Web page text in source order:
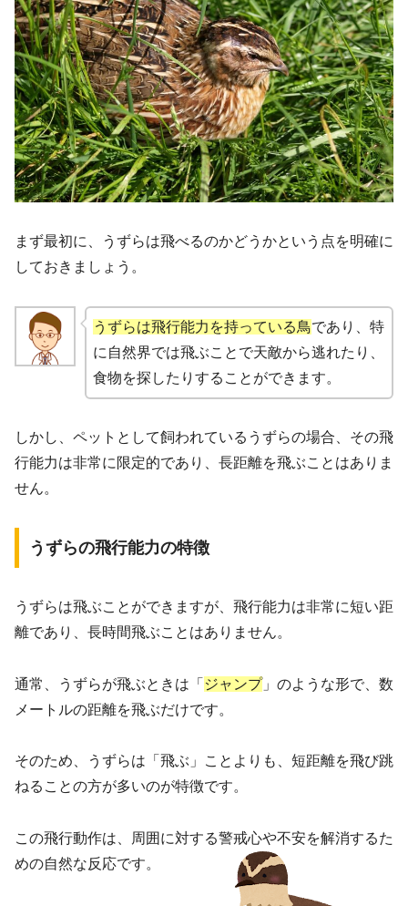
まず最初に、うずらは飛べるのかどうかという点を明確に
しておきましょう。
うずらは飛行能力を持っている鳥であり、特
に自然界では飛ぶことで天敵から逃れたり、
食物を探したりすることができます。
しかし、ペットとして飼われているうずらの場合、その飛
行能力は非常に限定的であり、長距離を飛ぶことはありま
せん。
うずらの飛行能力の特徴
うずらは飛ぶことができますが、飛行能力は非常に短い距
離であり、長時間飛ぶことはありません。
通常、うずらが飛ぶときは「 ジャンプ」のような形で、数
メートルの距離を飛ぶだけです。
そのため、うずらは「飛ぶ」ことよりも、短距離を飛び跳
ねることの方が多いのが特徴です。
この飛行動作は、周囲に対する警戒心や不安を解消するた
めの自然な反応です。